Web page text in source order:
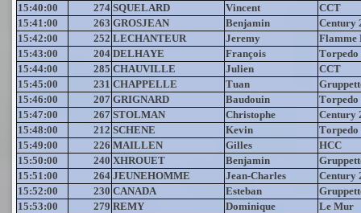
15:40:00
274 SQUELARD Vincent
CCT
15:41:00
263 GROSJEAN Benjamin
Century
15:42:00
252 LECHANTEUR Jeremy
Flamme
15:43:00
204 DELHAYE François
Torpedo
15:44:00
285 CHAUVILLE Julien
CCT
15:45:00
231 CHAPPELLE Tuan
15:46:00
207 GRIGNARD Baudouin
Torpedo
15:47:00
267 STOLMAN Christophe
Century
15:48:00
212 SCHENE Kevin
Torpedo
15:49:00
226 MAILLEN Gilles
HCC
15:50:00
240 XHROUET Benjamin
15:51:00
264 JEUNEHOMME Jean-Charles
Century
15:52:00
230 CANADA Esteban
15:53:00
279 REMY Dominique
Le Mur